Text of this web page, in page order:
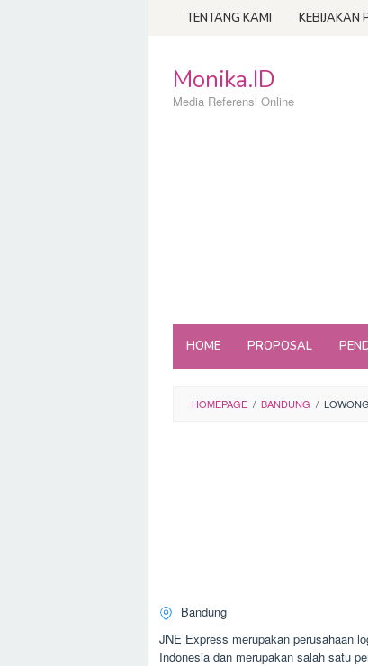
TENTANG KAMI KEBIJAKAN
Monika.ID
Media Referensi Online
HOME PROPOSAL
HOMEPAGE / BANDUNG /
Bandung
JNE Express merupakan perusahaan
Indonesia dan merupakan salah satu